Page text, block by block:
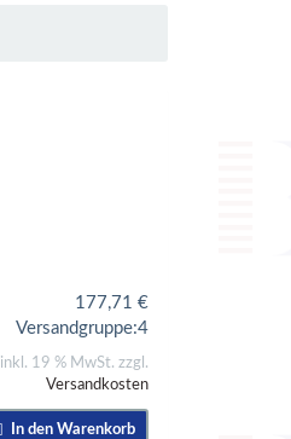
177,71 €
Versandgruppe:4
inkl. 19 % MwSt. zzgl.
Versandkosten
In den Warenkorb